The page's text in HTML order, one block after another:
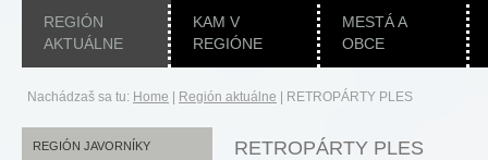
REGIÓN
AKTUÁLNE
KAM V
REGIÓNE
MESTÁ A
OBCE
Nachádzaš sa tu: Home Región aktuálne RETROPÁRTY PLES
REGIÓN JAVORNÍKY RETROPÁRTY PLES